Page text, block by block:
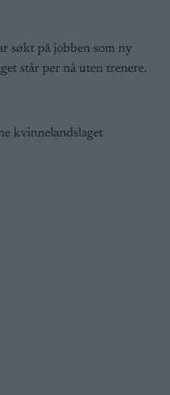
søkt på jobben som ny
står per nå uten trenere.